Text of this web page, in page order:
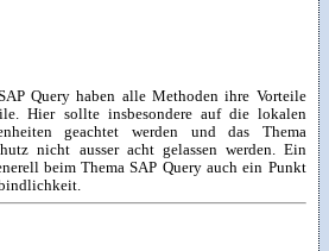
Query haben alle Methoden ihre Vorteile
Hier sollte insbesondere auf die lokalen
geachtet werden und das Thema
nicht ausser acht gelassen werden. Ein
beim Thema SAP Query auch ein Punkt